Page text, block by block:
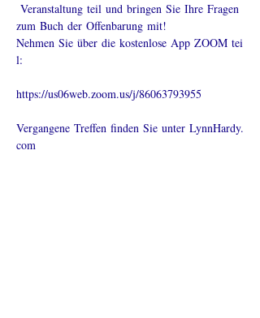
Veranstaltung teil und bringen Sie Ihre Fragen
zum Buch der Offenbarung mit!
Nehmen Sie über die kostenlose App ZOOM tei
l:
https://us06web.zoom.us/j/86063793955
Vergangene Treffen finden Sie unter LynnHardy.
com